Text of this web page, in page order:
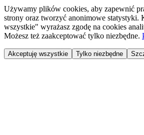
Używamy plików cookies, aby zapewnić
strony oraz tworzyć anonimowe
wszystkie" wyrażasz zgodę na cookies
Możesz też zaakceptować tylko niezbędne.
Akceptuję wszystkie Tylko niezbędne